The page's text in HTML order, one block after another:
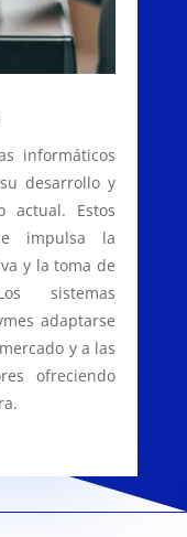
informáticos
desarrollo y
actual. Estos
impulsa la
y la toma de
sistemas
adaptarse
y a las
ofreciendo